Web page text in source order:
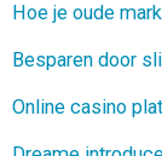
Hoe je oude
Besparen door
Online casino